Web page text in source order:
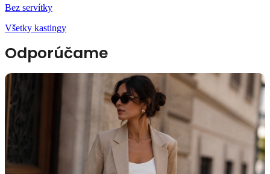
Bez servítky
Všetky kastingy
Odporúčame